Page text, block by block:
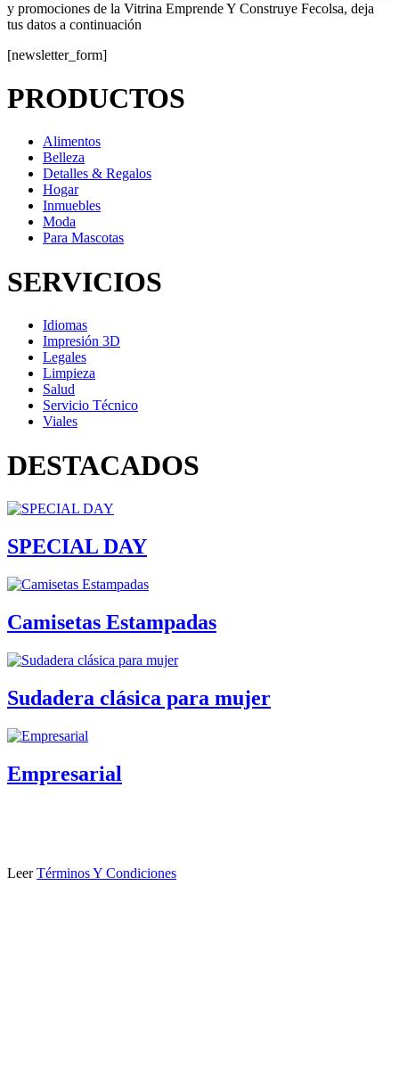
y promociones de la Vitrina Emprende Y Construye Fecolsa, deja
tus datos a continuación
[newsletter_form]
PRODUCTOS
Alimentos
Belleza
Detalles & Regalos
Hogar
Inmuebles
Moda
Para Mascotas
SERVICIOS
Idiomas
Impresión 3D
Legales
Limpieza
Salud
Servicio Técnico
Viales
DESTACADOS
SPECIAL DAY
Camisetas Estampadas
Sudadera clásica para mujer
Empresarial
LeerTérminos Y Condiciones